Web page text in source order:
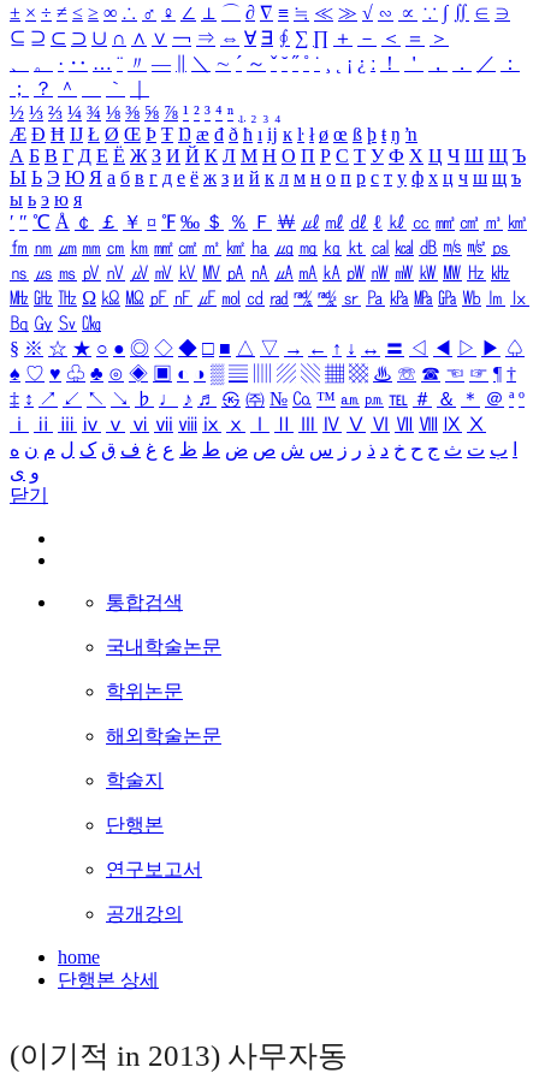
± × ÷ ≠ ≤ ≥ ∞ ∴ ♂ ♀ ∠ ⊥ ⌒ ∂ ∇ ≡ ≒ ≪ ≫ √ ∽ ∝ ∵ ∫ ∬ ∈ ∋
⊆ ⊇ ⊂ ⊃ ∪ ∩ ∧ ∨ ￢ ⇒ ⇔ ∀ ∃ ∮ ∑ ∏ ＋ － ＜ ＝
＞
、
。 · ‥ … ¨ 〃 ― ＼ ∼ ´ ～ ˇ ˘ ˝ ˚ ˙ ¸ ¡ ¿ ː ！ ＇ ， ． ／
：
；
？ ＾ ｀
½ ⅓ ⅔ ¼ ¾ ⅛ ⅜ ⅝ ⅞ ¹ ² ³ ⁴ ⁿ ₁ ₂ ₃ ₄
Æ Ð Ħ Ĳ Ł Ø Œ Þ Ŧ Ŋ æ đ ð ħ ı ĳ ĸ ŀ ł ø œ ß þ ŧ ŋ ŉ
А Б В Г Д Е Ё Ж З И Й К Л М Н О П Р С Т У Ф Х Ц Ч Ш Щ Ъ
Ы Ь Э Ю Я а б в г д е ё ж з и й к л м н о п р с т у ф х ц ч ш щ ъ
ы ь э ю я
′ ″ ℃ Å ￠ ￡ ￥ ¤ ℉ ‰ ＄ ％ Ｆ ￦ ㎕ ㎖ ㎗ ℓ ㎘ ㏄ ㎣ ㎤ ㎥ ㎦
㎙ ㎚ ㎛ ㎜ ㎝ ㎞ ㎟ ㎠ ㎡ ㎢ ㏊ ㎍ ㎎ ㎏ ㏏ ㎈ ㎉ ㏈ ㎧ ㎨ ㎰
㎱ ㎲ ㎳ ㎴ ㎵ ㎶ ㎷ ㎸ ㎹ ㎀ ㎁ ㎂ ㎃ ㎄ ㎺ ㎻ ㎽ ㎾ ㎿ ㎐ ㎑
㎒ ㎓ ㎔ Ω ㏀ ㏁ ㎊ ㎋ ㎌ ㏖ ㏅ ㎭ ㎮ ㎯ ㏛ ㎩ ㎪ ㎫ ㎬ ㏝ ㏐
㏓
㏃ ㏉ ㏜ ㏆
§ ※ ☆ ★ ○ ● ◎ ◇ ◆ □ ■ △ ▽ → ← ↑ ↓ ↔ 〓 ◁ ◀ ▷ ▶ ♤
♠ ♡ ♥ ♧ ♣ ⊙ ◈ ▣ ◐ ◑ ▒ ▤ ▨ ▧ ▦ ▩ ♨ ☏ ☎ ☜ ☞ ¶ †
‡ ↕ ↗ ↙ ↖ ↘ ♭ ♩ ♪ ♬ ㉿ ㈜ № ㏇ ™ ㏂ ㏘ ℡ ＃ ＆ ＊ ＠ ª º
ⅰ
ⅱ ⅲ ⅳ ⅴ ⅵ ⅶ ⅷ ⅸ ⅹ Ⅳ Ⅴ Ⅵ Ⅶ Ⅷ Ⅸ Ⅹ
ب ت ث ج ح خ د ذ ر ز س ش ص ض ط ظ ع غ ف ق ک ل م ن ه
و ی
닫기
통합검색
국내학술논문
학위논문
해외학술논문
학술지
단행본
연구보고서
공개강의
home
단행본 상세
(이기적 in 2013) 사무자동